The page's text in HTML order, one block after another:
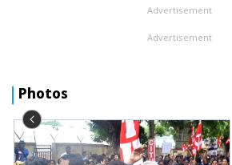
Advertisement
Advertisement
Photos